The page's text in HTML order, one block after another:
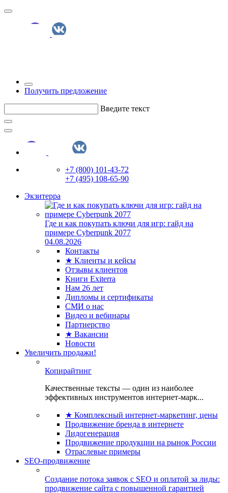
Получить предложение
Введите текст
+7 (800) 101-43-72
+7 (495) 108-65-90
Экзитерра
Где и как покупать ключи для игр: гайд на
примере Cyberpunk 2077
04.08.2026
Контакты
★ Клиенты и кейсы
Отзывы клиентов
Книги Exiterra
Нам 26 лет
Дипломы и сертификаты
СМИ о нас
Видео и вебинары
Партнерство
★ Вакансии
Новости
Увеличить продажи!
Копирайтинг
Качественные тексты — один из наиболее
эффективных инструментов интернет-марк...
★ Комплексный интернет-маркетинг, цены
Продвижение бренда в интернете
Лидогенерация
Продвижение продукции на рынок России
Отраслевые примеры
SEO-продвижение
Создание потока заявок с SEO и оплатой за лиды:
продвижение сайта с повышенной гарантией